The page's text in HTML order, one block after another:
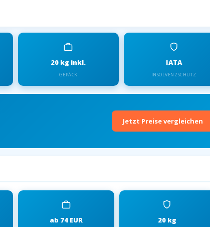
20 kg inkl.
GEPÄCK
IATA
INSOLVENZSCHUTZ
Jetzt Preise vergleichen
ab 74 EUR 20 kg